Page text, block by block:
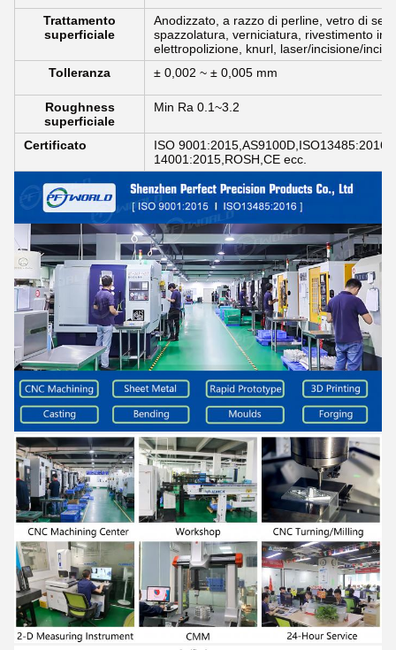
Trattamento
superficiale
Anodizzato, a razzo di perline, vetro di
spazzolatura, verniciatura, rivestimento in
elettropolizione, knurl, laser/incisione/
Tolleranza
± 0,002 ~ ± 0,005 mm
Roughness
superficiale
Min Ra 0.1~3.2
Certificato
ISO
14001:2015,ROSH,CE ecc.